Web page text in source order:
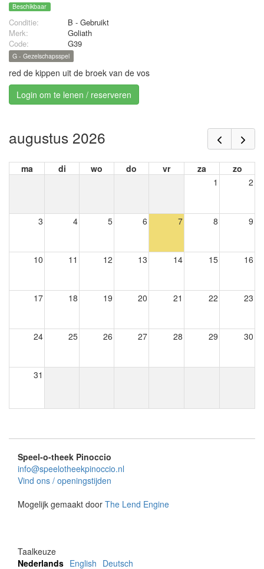
Beschikbaar
Conditie:
B - Gebruikt
Merk:
Goliath
Code:
G39
G - Gezelschapsspel
red de kippen uit de broek van de vos
Login om te lenen / reserveren
augustus 2026
ma di wo do vr za
zo
1
2
3 4 5 6 7 8 9
10 11 12 13 14 15 16
17 18 19 20 21 22 23
24 25 26 27 28 29 30
31
Speel-o-theek Pinoccio
info@speelotheekpinoccio.nl
Vind ons / openingstijden
Mogelijk gemaakt door The Lend Engine
Taalkeuze
Nederlands English Deutsch